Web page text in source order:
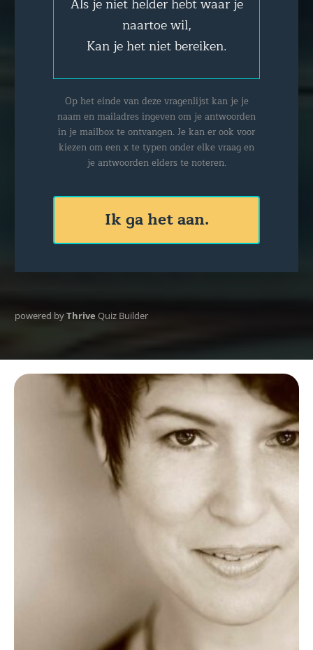
naartoe wil,
Kan je het niet bereiken.
Op het einde van deze vragenlijst kan je je
naam en mailadres ingeven om je antwoorden
in je mailbox te ontvangen. Je kan er ook voor
kiezen om een x te typen onder elke vraag en
je antwoorden elders te noteren.
Ik ga het aan.
powered byThrive Quiz Builder